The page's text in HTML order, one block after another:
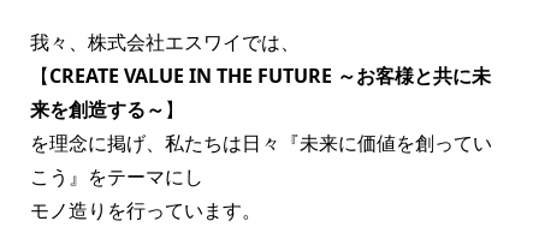
我々、株式会社エスワイでは、
【CREATE VALUE IN THE FUTURE ～お客様と共に未
来を創造する～】
を理念に掲げ、私たちは日々『未来に価値を創ってい
こう』をテーマにし
モノ造りを行っています。